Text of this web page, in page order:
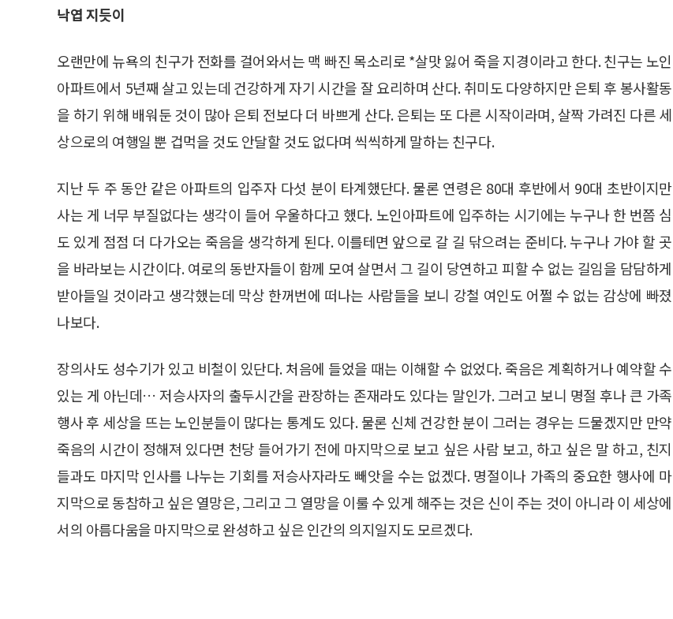
낙엽 지듯이
오랜만에 뉴욕의 친구가 전화를 걸어와서는 맥 빠진 목소리로 *살맛 잃어 죽을 지경이라고 한다. 친구는 노인
아파트에서 5년째 살고 있는데 건강하게 자기 시간을 잘 요리하며 산다. 취미도 다양하지만 은퇴 후 봉사활동
을 하기 위해 배워둔 것이 많아 은퇴 전보다 더 바쁘게 산다. 은퇴는 또 다른 시작이라며, 살짝 가려진 다른 세
상으로의 여행일 뿐 겁먹을 것도 안달할 것도 없다며 씩씩하게 말하는 친구다.
지난 두 주 동안 같은 아파트의 입주자 다섯 분이 타계했단다. 물론 연령은 80대 후반에서 90대 초반이지만
사는 게 너무 부질없다는 생각이 들어 우울하다고 했다. 노인아파트에 입주하는 시기에는 누구나 한 번쯤 심
도 있게 점점 더 다가오는 죽음을 생각하게 된다. 이를테면 앞으로 갈 길 닦으려는 준비다. 누구나 가야 할 곳
을 바라보는 시간이다. 여로의 동반자들이 함께 모여 살면서 그 길이 당연하고 피할 수 없는 길임을 담담하게
받아들일 것이라고 생각했는데 막상 한꺼번에 떠나는 사람들을 보니 강철 여인도 어쩔 수 없는 감상에 빠졌
나보다.
장의사도 성수기가 있고 비철이 있단다. 처음에 들었을 때는 이해할 수 없었다. 죽음은 계획하거나 예약할 수
있는 게 아닌데… 저승사자의 출두시간을 관장하는 존재라도 있다는 말인가. 그러고 보니 명절 후나 큰 가족
행사 후 세상을 뜨는 노인분들이 많다는 통계도 있다. 물론 신체 건강한 분이 그러는 경우는 드물겠지만 만약
죽음의 시간이 정해져 있다면 천당 들어가기 전에 마지막으로 보고 싶은 사람 보고, 하고 싶은 말 하고, 친지
들과도 마지막 인사를 나누는 기회를 저승사자라도 빼앗을 수는 없겠다. 명절이나 가족의 중요한 행사에 마
지막으로 동참하고 싶은 열망은, 그리고 그 열망을 이룰 수 있게 해주는 것은 신이 주는 것이 아니라 이 세상에
서의 아름다움을 마지막으로 완성하고 싶은 인간의 의지일지도 모르겠다.